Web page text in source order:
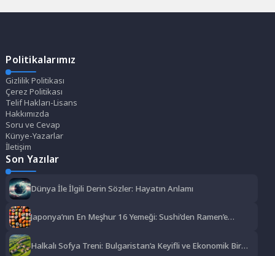
Politikalarımız
Gizlilik Politikası
Çerez Politikası
Telif Hakları-Lisans
Hakkımızda
Soru ve Cevap
Künye-Yazarlar
İletişim
Son Yazılar
Dünya İle İlgili Derin Sözler: Hayatın Anlamı
Japonya’nın En Meşhur 16 Yemeği: Sushi’den Ramen’e
Halkalı Sofya Treni: Bulgaristan’a Keyifli ve Ekonomik Bir